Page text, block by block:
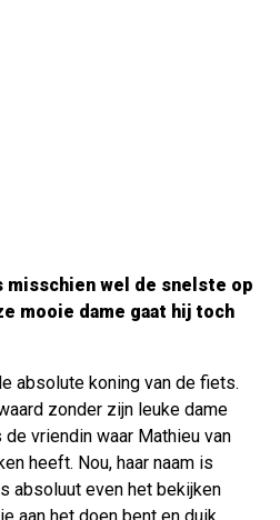
misschien wel de snelste op
mooie dame gaat hij toch
absolute koning van de fiets.
zonder zijn leuke dame
vriendin waar Mathieu van
heeft. Nou, haar naam is
absoluut even het bekijken
aan het doen bent en duik